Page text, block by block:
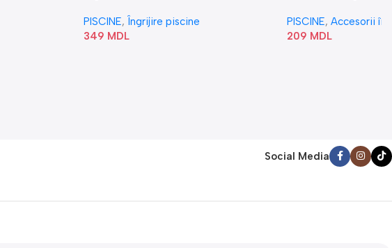
PISCINE, Îngrijire piscine
349 MDL
PISCINE, Accesorii
209 MDL
Social Media